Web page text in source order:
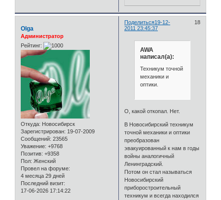
Поделиться 18
19-12-
2011 23:45:37
Olga
Администратор
Рейтинг:
Откуда: Новосибирск
Зарегистрирован: 19-07-2009
Сообщений: 23565
Уважение: +9768
Позитив: +9358
Пол: Женский
Провел на форуме:
4 месяца 29 дней
Последний визит:
17-06-2026 17:14:22
AWA
написал(а):
Техникум точной
механики и
оптики.
О, какой откопал. Нет.
В Новосибирский техникум
точной механики и оптики
преобразован
эвакуированный к нам в годы
войны аналогичный
Ленинградский.
Потом он стал называться
Новосибирский
приборостроительный
техникум и всегда находился